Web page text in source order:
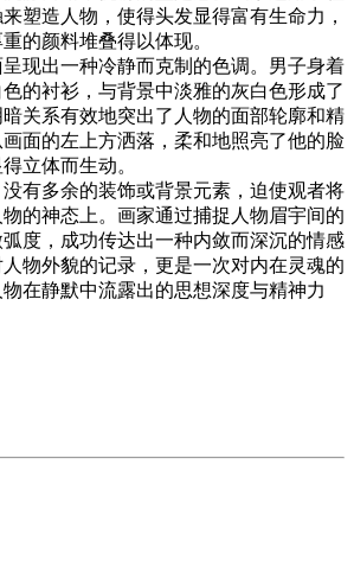
塑造人物，使得头发显得富有生命力，
的颜料堆叠得以体现。
现出一种冷静而克制的色调。男子身着
的衬衫，与背景中淡雅的灰白色形成了
关系有效地突出了人物的面部轮廓和精
面的左上方洒落，柔和地照亮了他的脸
立体而生动。
有多余的装饰或背景元素，迫使观者将
的神态上。画家通过捕捉人物眉宇间的
度，成功传达出一种内敛而深沉的情感
物外貌的记录，更是一次对内在灵魂的
在静默中流露出的思想深度与精神力